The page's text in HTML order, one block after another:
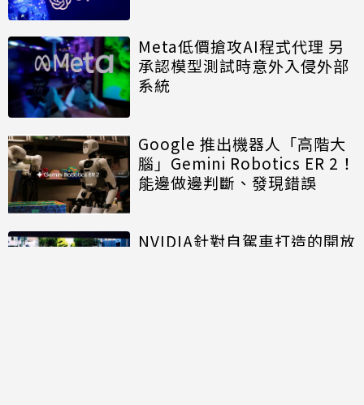
Meta低價搶攻AI程式代理 另
承認模型測試時意外入侵外部
系統
Google 推出機器人「高階大
腦」Gemini Robotics ER 2！
能邊做邊判斷、發現錯誤
NVIDIA針對自駕車打造的開放